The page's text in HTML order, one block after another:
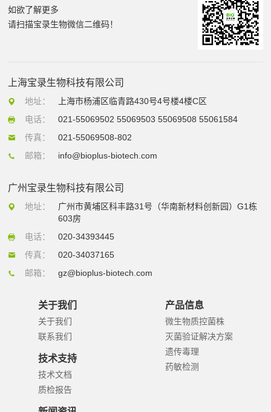
如欲了解更多
请扫描宝录生物微信二维码！
上海宝录生物科技有限公司
地址：
上海市杨浦区临青路430号4号楼4楼C区
电话：
021-55069502 55069503 55069508 55061584
传真：
021-55069508-802
邮箱：
info@bioplus-biotech.com
广州宝录生物科技有限公司
地址：
广州市黄埔区科丰路31号（华南新材料创新园）G1栋
603房
电话：
020-34393445
传真：
020-34037165
邮箱：
gz@bioplus-biotech.com
关于我们
关于我们
联系我们
技术支持
技术文档
质检报告
产品信息
微生物质控菌株
灭菌验证解决方案
遗传毒理
药敏检测